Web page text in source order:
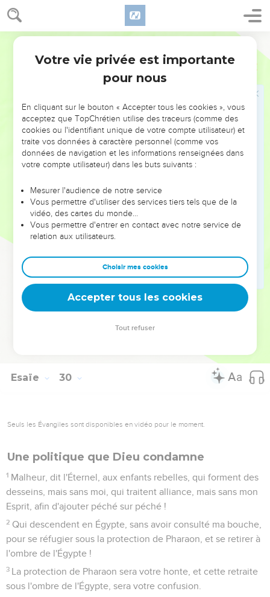
Esaïe 29
Le grand renversement de situation
Encore un peu de temps, le Liban ne sera-t-il pas changé
En ce jour-là les sourds entendront les paroles du livre ; et
les yeux des aveugles, délivrés de l'obscurité et des
Les débonnaires auront en l'Éternel joie sur joie, et les
pauvres d'entre les hommes s'égaieront dans le Saint
d'Israël.
Car l'oppresseur ne sera plus ; le moqueur sera détruit, et
Ceux qui font condamner un homme par leur parole, qui
tendent des pièges à l'homme qui plaide devant les portes,
qui perdent le juste par leurs fraudes.
22
à la maison de Jacob : Jacob ne sera plus dans la honte, et
sa face ne pâlira plus.
Car, lorsqu'il verra au milieu de lui ses fils, l'oeuvre de mes
mains, il sanctifiera mon nom ; il sanctifiera le Saint de Jacob,
Esaïe 30
Seuls les Évangiles sont disponibles en vidéo pour le moment.
Une politique que Dieu condamne
1 Malheur, dit l'Éternel, aux enfants rebelles, qui forment des
desseins, mais sans moi, qui traitent alliance, mais sans mon
Esprit, afin d'ajouter péché sur péché !
2 Qui descendent en Égypte, sans avoir consulté ma bouche,
pour se réfugier sous la protection de Pharaon, et se retirer à
l'ombre de l'Égypte !
3 La protection de Pharaon sera votre honte, et cette retraite
sous l'ombre de l'Égypte, sera votre confusion.
Votre vie privée est importante
pour nous
En cliquant sur le bouton « Accepter tous les cookies », vous
acceptez que TopChrétien utilise des traceurs (comme des
cookies ou l'identifiant unique de votre compte utilisateur) et
traite vos données à caractère personnel (comme vos
données de navigation et les informations renseignées dans
votre compte utilisateur) dans les buts suivants :
Mesurer l'audience de notre service
Vous permettre d'utiliser des services tiers tels que de la
vidéo, des cartes du monde…
Vous permettre d'entrer en contact avec notre service de
relation aux utilisateurs.
Choisir mes cookies
Accepter tous les cookies
Tout refuser